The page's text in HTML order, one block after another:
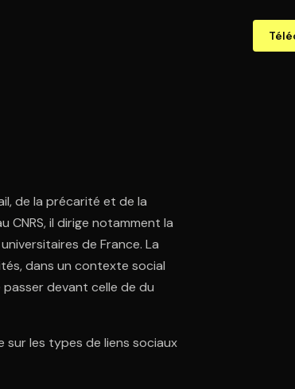
de la précarité et de la
CNRS, il dirige notamment la
de France. La
dans un contexte social
devant celle de du
sur les types de liens sociaux